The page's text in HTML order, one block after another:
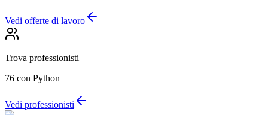
Vedi offerte di lavoro
Trova professionisti
76 con Python
Vedi professionisti